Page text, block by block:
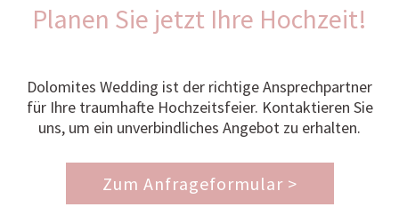
Planen Sie jetzt Ihre Hochzeit!
Dolomites Wedding ist der richtige Ansprechpartner
für Ihre traumhafte Hochzeitsfeier. Kontaktieren Sie
uns, um ein unverbindliches Angebot zu erhalten.
Zum Anfrageformular >